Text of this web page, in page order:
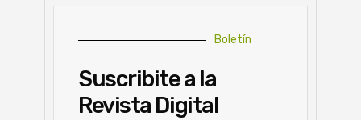
Boletín
Suscribite a la
Revista Digital